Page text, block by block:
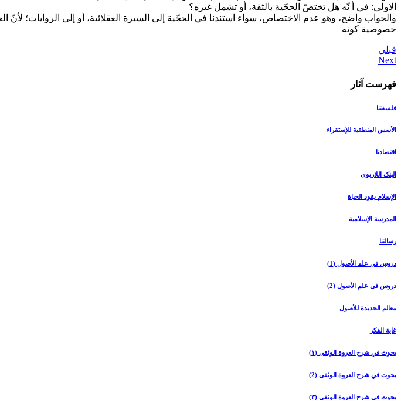
الاولى: في أ نّه هل تختصّ الحجّية بالثقة، أو تشمل غيره؟
والجواب واضح، وهو عدم الاختصاص، سواء استندنا في الحجّية إلى السيرة العقلائية، أو إلى الروايات؛ لأنّ
خصوصية كونه‏
قبلي
فهرست آثار
فلسفتنا
الأسس المنطقیة للإستقراء
اقتصادنا
البنک اللاربوی
الإسلام یقود الحیاة
المدرسة الإسلامیة
رسالتنا
دروس فی علم الأصول (1)
دروس فی علم الأصول (2)
معالم الجدیدة للأصول
غایة الفکر
بحوث في شرح العروة الوثقی (۱)
بحوث في شرح العروة الوثقی (2)
بحوث في شرح العروة الوثقی (۳)